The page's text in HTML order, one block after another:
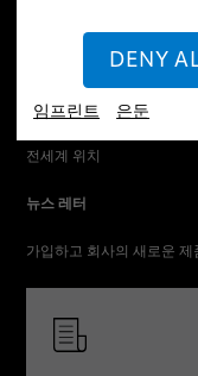
BizLink Group
전세계 위치
뉴스 레터
가입하고 회사의 새로운
DENY
임프린트 은둔